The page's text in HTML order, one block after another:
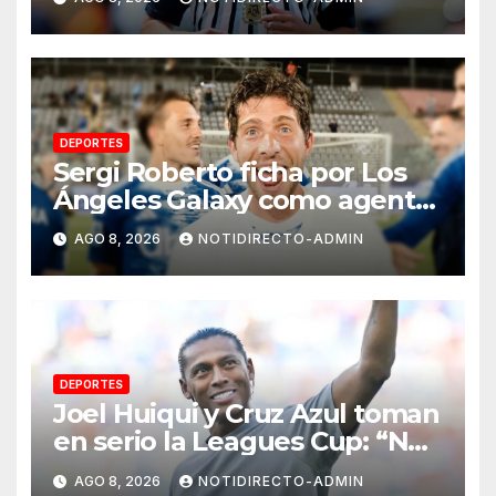
el futuro de Julián Álvarez
DEPORTES
Sergi Roberto ficha por Los
Ángeles Galaxy como agente
libre hasta 2028
AGO 8, 2026 NOTIDIRECTO-ADMIN
DEPORTES
Joel Huiqui y Cruz Azul toman
en serio la Leagues Cup: “Nos
hemos propuesto metas muy
AGO 8, 2026 NOTIDIRECTO-ADMIN